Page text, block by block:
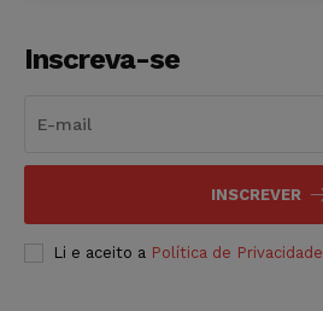
Inscreva-se
INSCREVER
Li e aceito a Política de Privacidade